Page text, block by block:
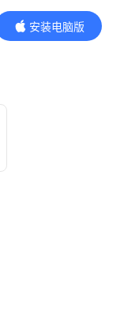
安装电脑版
内容更精彩